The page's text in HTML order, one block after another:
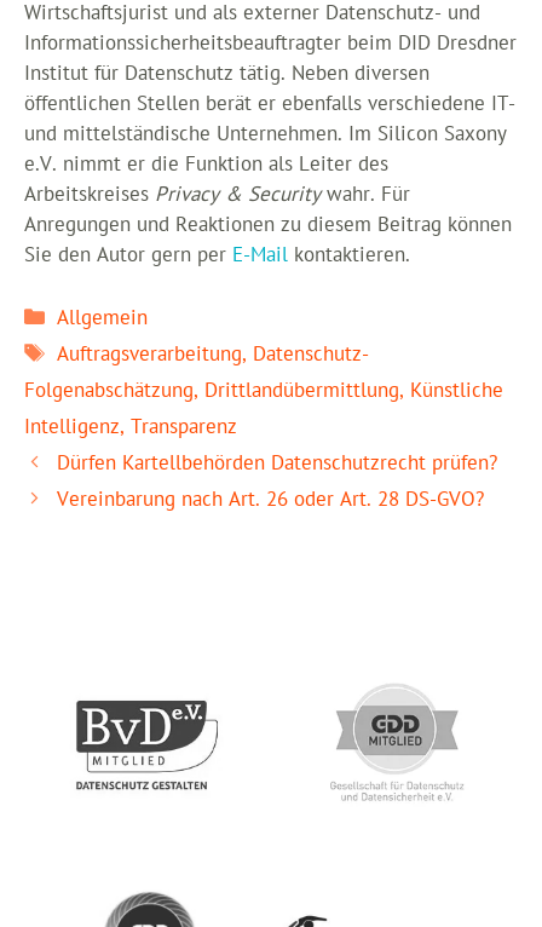
Wirtschaftsjurist und als externer Datenschutz- und
Informationssicherheitsbeauftragter beim DID Dresdner
Institut für Datenschutz tätig. Neben diversen
öffentlichen Stellen berät er ebenfalls verschiedene IT-
und mittelständische Unternehmen. Im Silicon Saxony
e.V. nimmt er die Funktion als Leiter des
Arbeitskreises Privacy & Securitywahr. Für
Anregungen und Reaktionen zu diesem Beitrag können
Sie den Autor gern per E-Mail kontaktieren.
Kategorien
Allgemein
Schlagwörter
Auftragsverarbeitung, Datenschutz-
Folgenabschätzung, Drittlandübermittlung, Künstliche
Intelligenz, Transparenz
Dürfen Kartellbehörden Datenschutzrecht prüfen?
Vereinbarung nach Art. 26 oder Art. 28 DS-GVO?